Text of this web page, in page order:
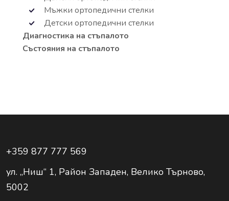
Мъжки ортопедични стелки
Детски ортопедични стелки
Диагностика на стъпалото
Състояния на стъпалото
+359 877 777 569
ул. „Ниш“ 1, Район Западен, Велико Търново,
5002